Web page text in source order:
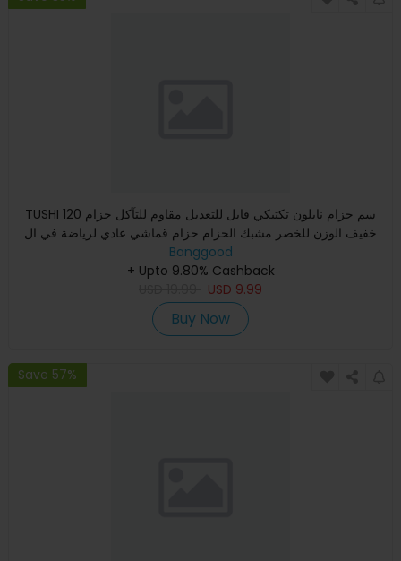
TUSHI 120 سم حزام نايلون تكتيكي قابل للتعديل مقاوم للتآكل حزام
خفيف الوزن للخصر مشبك الحزام حزام قماشي عادي لرياضة في ال
Banggood
+ Upto 9.80% Cashback
USD 9.99
Buy Now
Save 57%